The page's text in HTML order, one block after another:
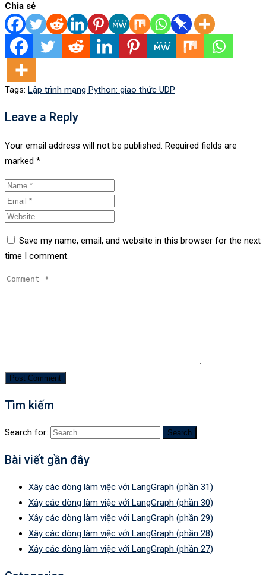
Chia sẻ
Tags: Lập trình mạng Python: giao thức UDP
Leave a Reply
Your email address will not be published. Required fields are
marked *
Save my name, email, and website in this browser for the next
time I comment.
Tìm kiếm
Search for:
Bài viết gần đây
Xây các dòng làm việc với LangGraph (phần 31)
Xây các dòng làm việc với LangGraph (phần 30)
Xây các dòng làm việc với LangGraph (phần 29)
Xây các dòng làm việc với LangGraph (phần 28)
Xây các dòng làm việc với LangGraph (phần 27)